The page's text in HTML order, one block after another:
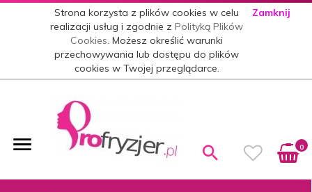
Strona korzysta z plików cookies w celu
realizacji usług i zgodnie zPolityką Plików
Cookies. Możesz określić warunki
przechowywania lub dostępu do plików
cookies w Twojej przeglądarce.
Zamknij
0